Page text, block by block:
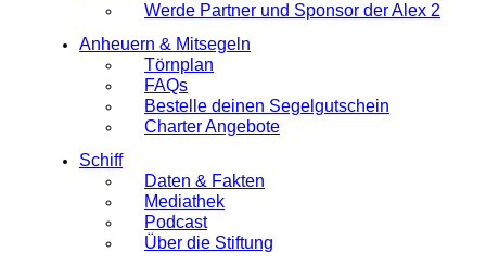
Werde Partner und Sponsor der Alex 2
Anheuern & Mitsegeln
Törnplan
FAQs
Bestelle deinen Segelgutschein
Charter Angebote
Schiff
Daten & Fakten
Mediathek
Podcast
Über die Stiftung